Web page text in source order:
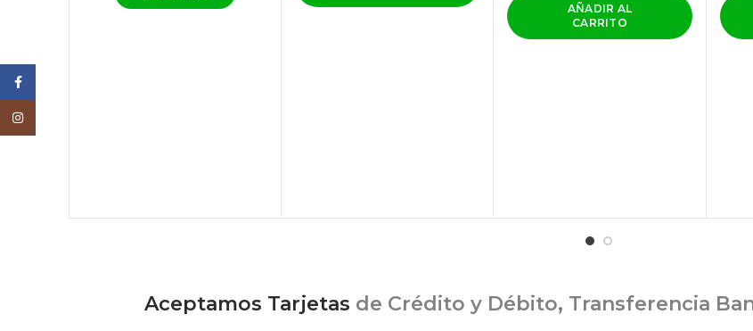
AÑADIR AL
CARRITO
Aceptamos Tarjetas de Crédito y Débito, Transferencia